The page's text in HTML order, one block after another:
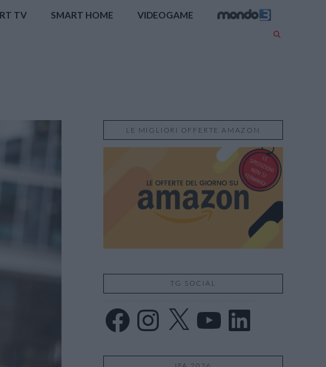
TV SMART HOME VIDEOGAME
LE MIGLIORI OFFERTE AMAZON
TG SOCIAL
Facebook Instagram YouTube LinkedIn